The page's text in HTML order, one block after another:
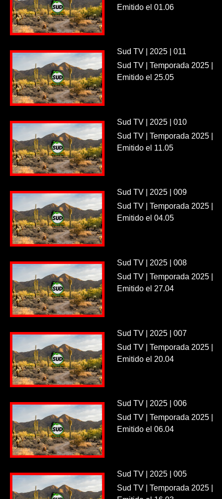
Emitido el 01.06
Sud TV | 2025 | 011
Sud TV | Temporada 2025 |
Emitido el 25.05
Sud TV | 2025 | 010
Sud TV | Temporada 2025 |
Emitido el 11.05
Sud TV | 2025 | 009
Sud TV | Temporada 2025 |
Emitido el 04.05
Sud TV | 2025 | 008
Sud TV | Temporada 2025 |
Emitido el 27.04
Sud TV | 2025 | 007
Sud TV | Temporada 2025 |
Emitido el 20.04
Sud TV | 2025 | 006
Sud TV | Temporada 2025 |
Emitido el 06.04
Sud TV | 2025 | 005
Sud TV | Temporada 2025 |